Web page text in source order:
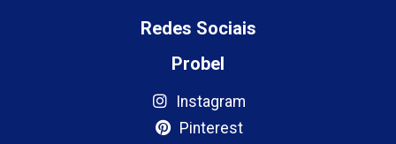
Redes Sociais
Probel
Instagram
Pinterest